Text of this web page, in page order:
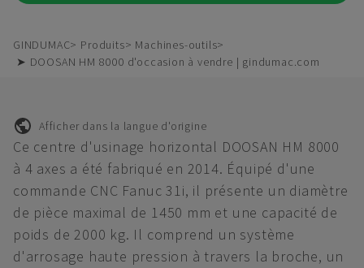
GINDUMAC Produits
Machines-outils
➤ DOOSAN HM 8000 d'occasion à vendre | gindumac.com
Afficher dans la langue d'origine
Ce centre d'usinage horizontal DOOSAN HM 8000
à 4 axes a été fabriqué en 2014. Équipé d'une
commande CNC Fanuc 31i, il présente un diamètre
de pièce maximal de 1450 mm et une capacité de
poids de 2000 kg. Il comprend un système
d'arrosage haute pression à travers la broche, un